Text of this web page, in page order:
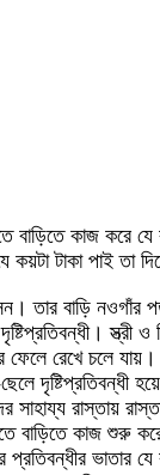
বাড়িতে কাজ করে
টাকা পাই তা
তার বাড়ি নওগাঁর
ফেলে রেখে চলে
রাস্তায়
বাড়িতে কাজ
ভাতার